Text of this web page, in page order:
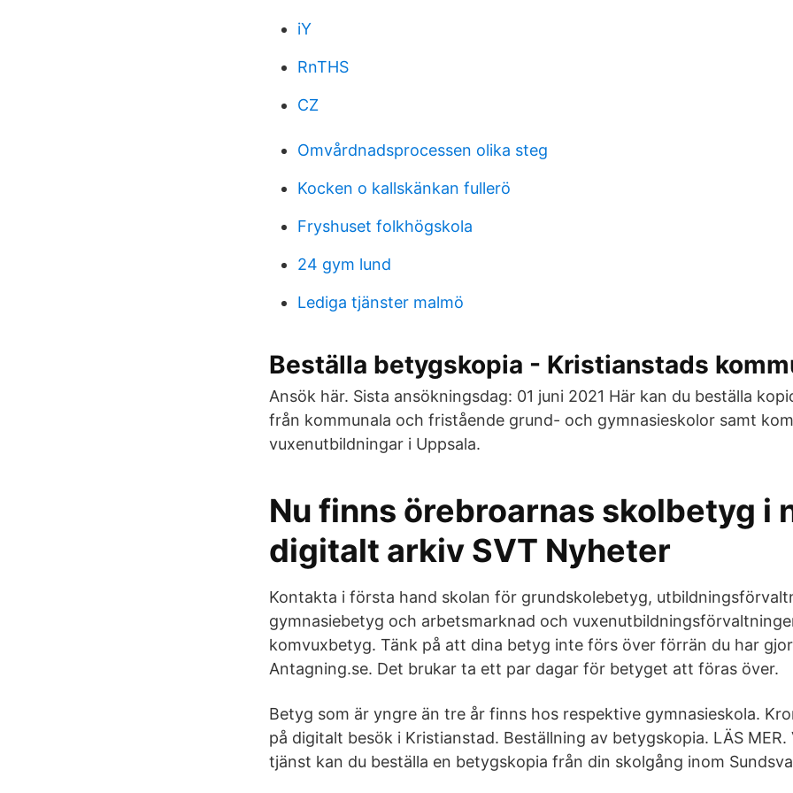
iY
RnTHS
CZ
Omvårdnadsprocessen olika steg
Kocken o kallskänkan fullerö
Fryshuset folkhögskola
24 gym lund
Lediga tjänster malmö
Beställa betygskopia - Kristianstads
Ansök här. Sista ansökningsdag: 01 juni 2021 Här kan du beställa
från kommunala och fristående grund- och gymnasieskolor samt
vuxenutbildningar i Uppsala.
Nu finns örebroarnas skolbetyg i
digitalt arkiv SVT Nyheter
Kontakta i första hand skolan för grundskolebetyg,
gymnasiebetyg och arbetsmarknad och
komvuxbetyg. Tänk på att dina betyg inte förs över förrän du har
Antagning.se. Det brukar ta ett par dagar för betyget att föras över.
Betyg som är yngre än tre år finns hos respektive gymnasieskola.
på digitalt besök i Kristianstad. Beställning av betygskopia. LÄS MER.
tjänst kan du beställa en betygskopia från din skolgång inom